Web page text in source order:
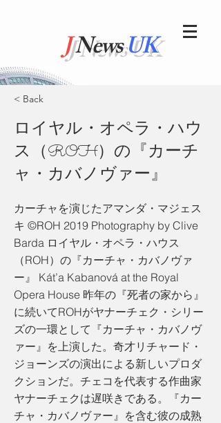
JNewsUK
< Back
ロイヤル・オペラ・ハウ
ス（ROH）の『カーチ
ャ・カバノヴァー』
カーチャを演じたアマンダ・マジェス
キ ©ROH 2019 Photography by Clive
Barda ロイヤル・オペラ・ハウス
（ROH）の『カーチャ・カバノヴァ
ー』 Kát’a Kabanová at the Royal
Opera House 昨年の『死者の家から』
に続いてROHがヤナーチェク・シリー
ズの一環として『カーチャ・カバノヴ
ァー』を上演した。奇才リチャード・
ジョーンズの演出による新しいプロダ
クションだ。チェコを代表する作曲家
ヤナーチェクは遅咲きである。『カー
チャ・カバノヴァー』を含む彼の成熟